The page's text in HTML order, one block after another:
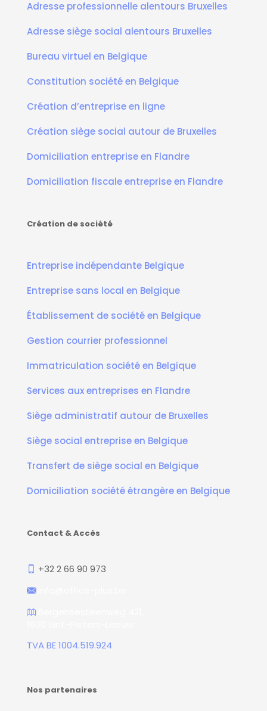
Adresse professionnelle alentours Bruxelles
Adresse siège social alentours Bruxelles
Bureau virtuel en Belgique
Constitution société en Belgique
Création d’entreprise en ligne
Création siège social autour de Bruxelles
Domiciliation entreprise en Flandre
Domiciliation fiscale entreprise en Flandre
Création de société
Entreprise indépendante Belgique
Entreprise sans local en Belgique
Établissement de société en Belgique
Gestion courrier professionnel
Immatriculation société en Belgique
Services aux entreprises en Flandre
Siège administratif autour de Bruxelles
Siège social entreprise en Belgique
Transfert de siège social en Belgique
Domiciliation société étrangère en Belgique
Contact & Accès
+32 2 66 90 973
info@office-plus.be
TVA BE 1004.519.924
Nos partenaires